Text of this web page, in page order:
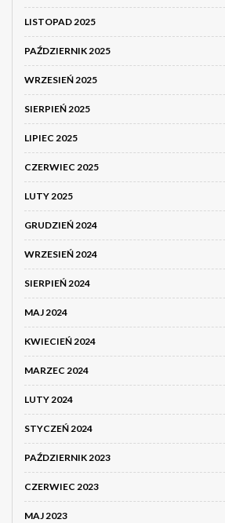
LISTOPAD 2025
PAŹDZIERNIK 2025
WRZESIEŃ 2025
SIERPIEŃ 2025
LIPIEC 2025
CZERWIEC 2025
LUTY 2025
GRUDZIEŃ 2024
WRZESIEŃ 2024
SIERPIEŃ 2024
MAJ 2024
KWIECIEŃ 2024
MARZEC 2024
LUTY 2024
STYCZEŃ 2024
PAŹDZIERNIK 2023
CZERWIEC 2023
MAJ 2023